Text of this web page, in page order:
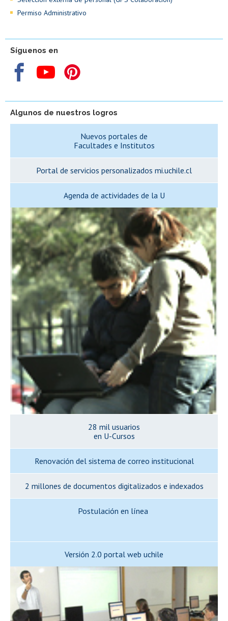
Permiso Administrativo
Síguenos en
Algunos de nuestros logros
Nuevos portales de
Facultades e Institutos
Portal de servicios personalizados mi.uchile.cl
Agenda de actividades de la U
28 mil usuarios
en U-Cursos
Renovación del sistema de correo institucional
2 millones de documentos digitalizados e indexados
Postulación en línea
Versión 2.0 portal web uchile